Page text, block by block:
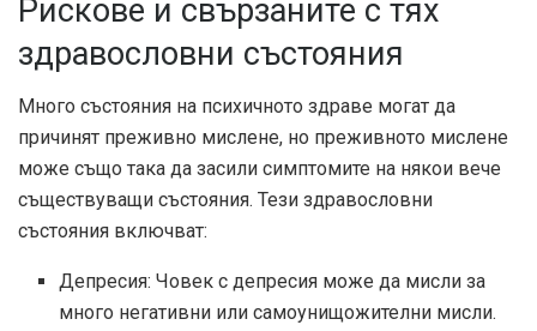
Рискове и свързаните с тях
здравословни състояния
Много състояния на психичното здраве могат да
причинят преживно мислене, но преживното мислене
може също така да засили симптомите на някои вече
съществуващи състояния. Тези здравословни
състояния включват:
Депресия: Човек с депресия може да мисли за
много негативни или самоунищожителни мисли.